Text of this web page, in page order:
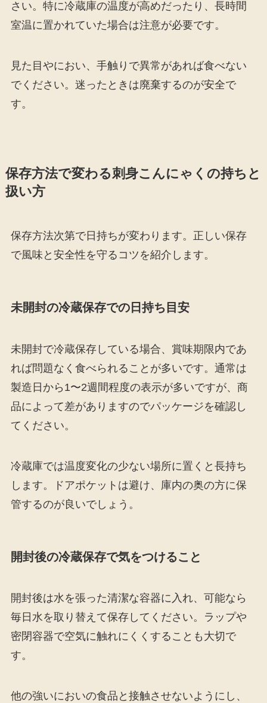
さい。特に冷蔵庫の温度が高めだったり、長時間
室温に置かれていた場合は注意が必要です。
見た目やにおい、手触りで異常があれば食べない
でください。迷ったときは廃棄するのが安全で
す。
保存方法で変わる刺身こんにゃくの持ちと
扱い方
保存方法次第で日持ちが変わります。正しい保存
で風味と安全性を守るコツを紹介します。
未開封の冷蔵保存での日持ち目安
未開封で冷蔵保存している場合、賞味期限内であ
れば問題なく食べられることが多いです。通常は
製造日から1〜2週間程度の表示が多いですが、商
品によって差がありますのでパッケージを確認し
てください。
冷蔵庫では温度変化の少ない場所に置くと長持ち
します。ドアポケットは避け、庫内の奥の方に保
管するのが良いでしょう。
開封後の冷蔵保存で気をつけること
開封後は水を張った清潔な容器に入れ、可能なら
毎日水を取り替えて保存してください。ラップや
密閉容器で空気に触れにくくすることも大切で
す。
他の強いにおいの食品と接触させないようにし、